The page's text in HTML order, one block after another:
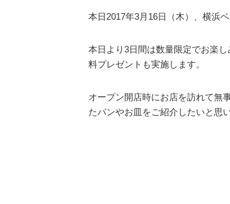
本日2017年3月16日（木）、横浜
本日より3日間は数量限定でお楽
料プレゼントも実施します。
オープン開店時にお店を訪れて無
たパンやお皿をご紹介したいと思い